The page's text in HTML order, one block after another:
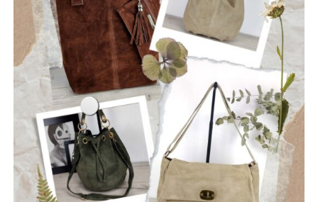
Εξασφάλιση χρηματοδότησης του προγράμματος
μέσω ευρωπαϊκών και εθνικών πόρων, όπως το ΕΣΠΑ,
το Ταμείο Ανάκαμψης, το πρόγραμμα «ΑΙΓΙΣ», τα
προγράμματα INTERREG και το Πράσινο Ταμείο, ώστε οι
απαραίτητες παρεμβάσεις να υλοποιηθούν χωρίς
επιβάρυνση των δημοτών.
Η Πολιτική Προστασία δεν είναι μια υπηρεσία που
ενεργοποιείται μόνο όταν ξεσπάσει μια πυρκαγιά. Είναι
μια συνεχής επένδυση στην ασφάλεια των ανθρώπων,
των χωριών μας, των δασών μας και της πολιτιστικής μας
κληρονομιάς.